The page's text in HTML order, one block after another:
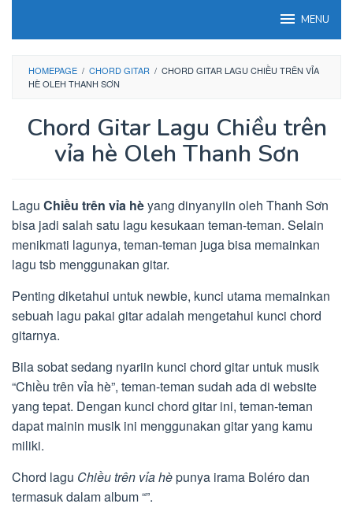
MENU
HOMEPAGE / CHORD GITAR / CHORD GITAR LAGU CHIỀU TRÊN VỈA
HÈ OLEH THANH SƠN
Chord Gitar Lagu Chiều trên
vỉa hè Oleh Thanh Sơn
Lagu Chiều trên vỉa hèyang dinyanyiin oleh Thanh Sơn
bisa jadi salah satu lagu kesukaan teman-teman. Selain
menikmati lagunya, teman-teman juga bisa memainkan
lagu tsb menggunakan gitar.
Penting diketahui untuk newbie, kunci utama memainkan
sebuah lagu pakai gitar adalah mengetahui kunci chord
gitarnya.
Bila sobat sedang nyariin kunci chord gitar untuk musik
“Chiều trên vỉa hè”, teman-teman sudah ada di website
yang tepat. Dengan kunci chord gitar ini, teman-teman
dapat mainin musik ini menggunakan gitar yang kamu
miliki.
Chord lagu Chiều trên vỉa hèpunya irama Boléro dan
termasuk dalam album “”.